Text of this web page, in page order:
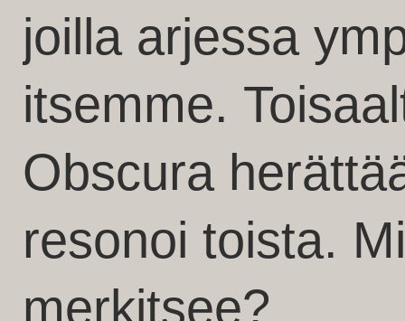
joilla arjessa
itsemme.
Obscura
resonoi toista.
merkitsee?